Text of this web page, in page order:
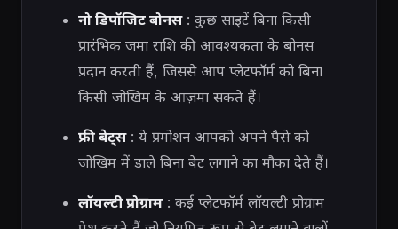
नो डिपॉजिट बोनस: कुछ साइटें बिना किसी
प्रारंभिक जमा राशि की आवश्यकता के बोनस
प्रदान करती हैं, जिससे आप प्लेटफॉर्म को बिना
किसी जोखिम के आज़मा सकते हैं।
फ्री बेट्स: ये प्रमोशन आपको अपने पैसे को
जोखिम में डाले बिना बेट लगाने का मौका देते हैं।
लॉयल्टी प्रोग्राम: कई प्लेटफॉर्म लॉयल्टी प्रोग्राम